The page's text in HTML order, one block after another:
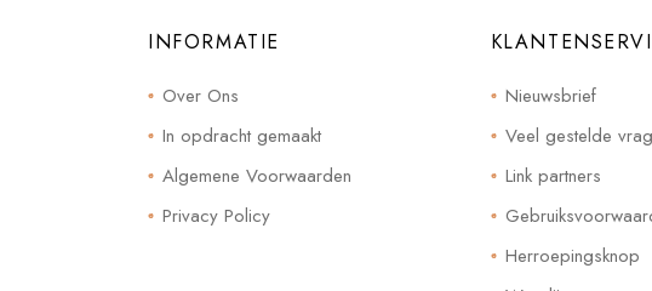
INFORMATIE
Over Ons
In opdracht gemaakt
Algemene Voorwaarden
Privacy Policy
Nieuwsbrief
Veel gestelde
Link partners
Herroepingsknop